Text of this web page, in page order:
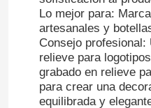
Lo mejor para:
artesanales y
Consejo
relieve para
grabado en relieve
para crear una
equilibrada y